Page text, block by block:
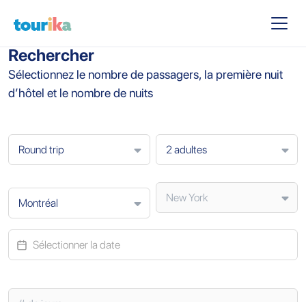
Rechercher
Sélectionnez le nombre de passagers, la première nuit
d’hôtel et le nombre de nuits